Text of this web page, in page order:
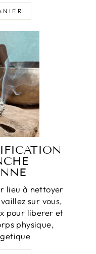
lieu à nettoyer
sur vous,
pour liberer et
physique,